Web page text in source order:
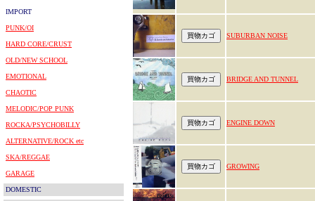
IMPORT
PUNK/OI
HARD CORE/CRUST
OLD/NEW SCHOOL
EMOTIONAL
CHAOTIC
MELODIC/POP PUNK
ROCKA/PSYCHOBILLY
ALTERNATIVE/ROCK etc
SKA/REGGAE
GARAGE
DOMESTIC
SUBURBAN NOISE
BRIDGE AND TUNNEL
ENGINE DOWN
GROWING